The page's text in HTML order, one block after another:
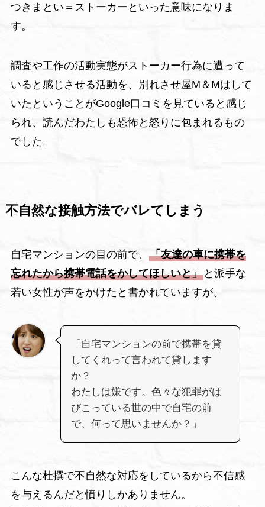
つきまとい＝ストーカーといった意味になりま
す。
調査や工作の活動実態がストーカー行為に遭って
いると感じさせる活動を、別れさせ屋M＆Mはして
いたということがGoogle口コミを見ていると感じ
られ、読んだわたしも恐怖と怒りに包まれるもの
でした。
不自然な接触方法でバレてしまう
自宅マンションの目の前で、 「友達の車に携帯を
忘れたから携帯電話をかしてほしいと」と派手な
若い女性が声をかけたと書かれていますが、
「自宅マンションの前で携帯を貸
してくれって言われて貸します
か？
わたしは嫌です。色々な犯罪がは
びこっている世の中で自宅の前
で、何って思いませんか？」
こんな杜撰で不自然な対応をしているから不信感
を与えるんだと憤りしかありません。